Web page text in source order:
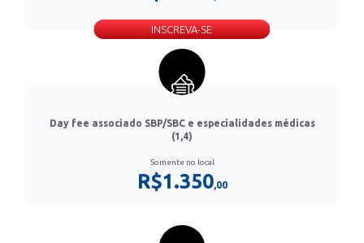
INSCREVA-SE
Day fee associado SBP/SBC e especialidades médicas
(1,4)
Somente no local
R$1.350,00